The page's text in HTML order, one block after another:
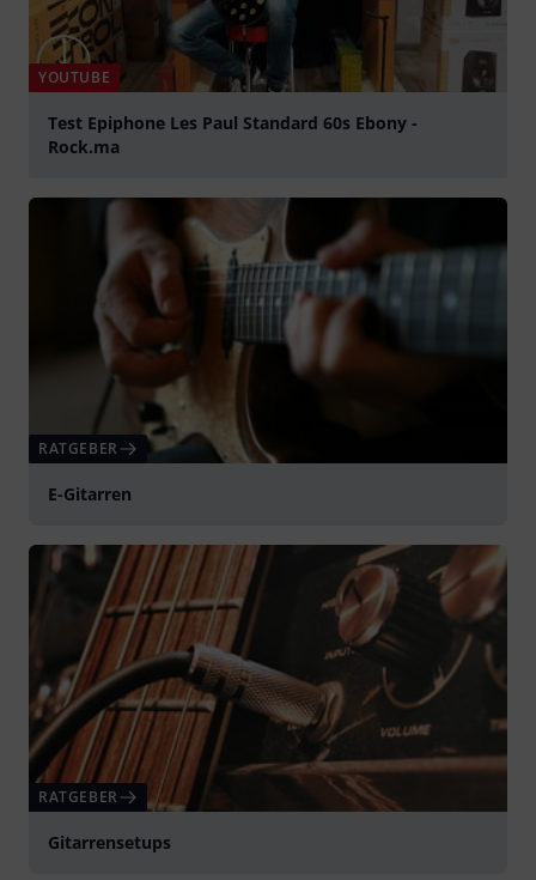
YOUTUBE
Test Epiphone Les Paul Standard 60s Ebony -
Rock.ma
RATGEBER
E-Gitarren
RATGEBER
Gitarrensetups